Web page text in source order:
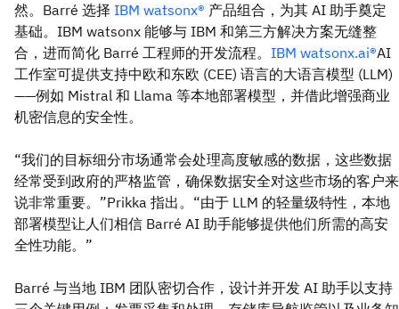
然。Barré 选择 IBM watsonx® 产品组合，为其 AI 助手奠定
基础。IBM watsonx 能够与 IBM 和第三方解决方案无缝整
合，进而简化 Barré 工程师的开发流程。 IBM watsonx.ai®AI
工作室可提供支持中欧和东欧 (CEE) 语言的大语言模型 (LLM)
——例如 Mistral 和 Llama 等本地部署模型，并借此增强商业
机密信息的安全性。
“我们的目标细分市场通常会处理高度敏感的数据，这些数据
经常受到政府的严格监管，确保数据安全对这些市场的客户来
说非常重要。”Prikka 指出。“由于 LLM 的轻量级特性，本地
部署模型让人们相信 Barré AI 助手能够提供他们所需的高安
全性功能。”
Barré 与当地 IBM 团队密切合作，设计并开发 AI 助手以支持